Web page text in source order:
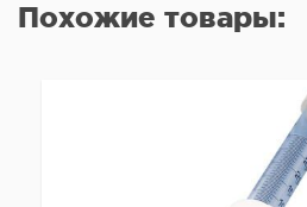
Похожие товары: